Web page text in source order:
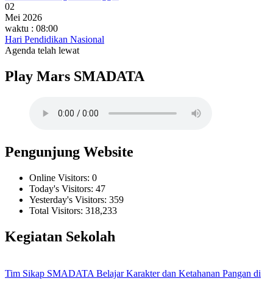
02
Mei 2026
waktu : 08:00
Hari Pendidikan Nasional
Agenda telah lewat
Play Mars SMADATA
Pengunjung Website
Online Visitors: 0
Today's Visitors: 47
Yesterday's Visitors: 359
Total Visitors: 318,233
Kegiatan Sekolah
Tim Sikap SMADATA Belajar Karakter dan Ketahanan Pangan di